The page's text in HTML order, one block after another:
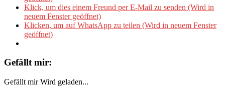
Klick, um dies einem Freund per E-Mail zu senden (Wird in
neuem Fenster geöffnet)
Klicken, um auf WhatsApp zu teilen (Wird in neuem Fenster
geöffnet)
Gefällt mir:
Gefällt mir Wird geladen...